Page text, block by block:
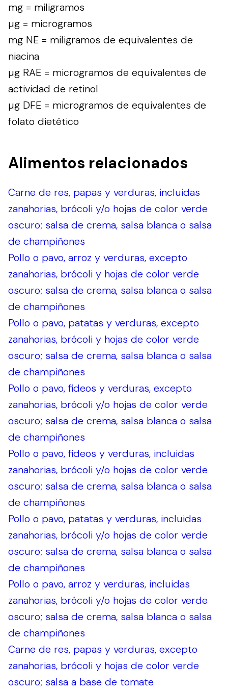
mg = miligramos
µg = microgramos
mg NE = miligramos de equivalentes de
niacina
µg RAE = microgramos de equivalentes de
actividad de retinol
µg DFE = microgramos de equivalentes de
folato dietético
Alimentos relacionados
Carne de res, papas y verduras, incluidas
zanahorias, brócoli y/o hojas de color verde
oscuro; salsa de crema, salsa blanca o salsa
de champiñones
Pollo o pavo, arroz y verduras, excepto
zanahorias, brócoli y hojas de color verde
oscuro; salsa de crema, salsa blanca o salsa
de champiñones
Pollo o pavo, patatas y verduras, excepto
zanahorias, brócoli y hojas de color verde
oscuro; salsa de crema, salsa blanca o salsa
de champiñones
Pollo o pavo, fideos y verduras, excepto
zanahorias, brócoli y/o hojas de color verde
oscuro; salsa de crema, salsa blanca o salsa
de champiñones
Pollo o pavo, fideos y verduras, incluidas
zanahorias, brócoli y/o hojas de color verde
oscuro; salsa de crema, salsa blanca o salsa
de champiñones
Pollo o pavo, patatas y verduras, incluidas
zanahorias, brócoli y/o hojas de color verde
oscuro; salsa de crema, salsa blanca o salsa
de champiñones
Pollo o pavo, arroz y verduras, incluidas
zanahorias, brócoli y/o hojas de color verde
oscuro; salsa de crema, salsa blanca o salsa
de champiñones
Carne de res, papas y verduras, excepto
zanahorias, brócoli y hojas de color verde
oscuro; salsa a base de tomate